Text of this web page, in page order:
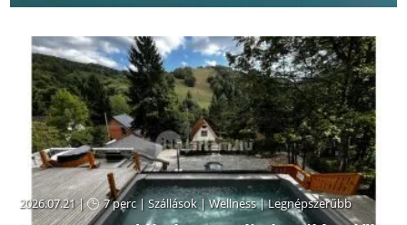
2026.07.21 | 7 perc|Szállások|Wellness|Legnépszerűbb